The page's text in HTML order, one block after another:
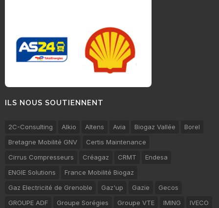
ILS NOUS SOUTIENNENT
2C-Consulting Alkio Altens Avia Biogaz Vallée
Borel
Bretagne Mobilité GNV
Certis Maintenance
Cirrus Compresseurs
Créagaz CRMT
Endesa
ENGIE Solutions
France Mobilité Biogaz
Gaz Electricité de Grenoble
Gaz'up Gazie
Gecos
GROUPE ADF
Groupe Sorégies Groupe VTE IMING
IVECO